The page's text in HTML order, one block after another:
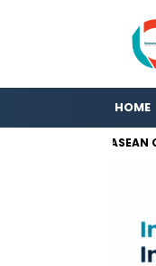
HOME
di ASEAN Cup,